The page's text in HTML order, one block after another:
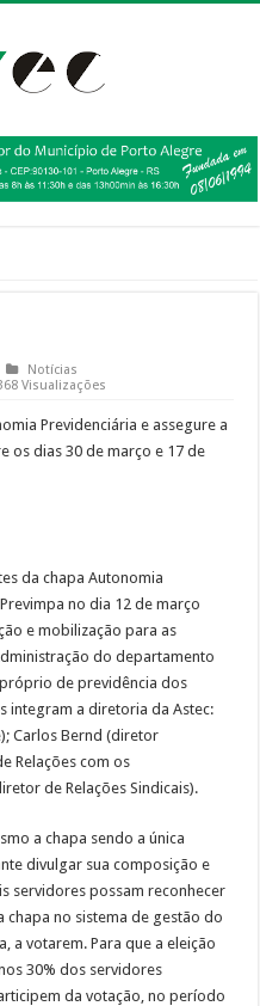
Notícias
Visualizações
Previdenciária e assegure a
os dias 30 de março e 17 de
da chapa Autonomia
no dia 12 de março
e mobilização para as
do departamento
de previdência dos
integram a diretoria da Astec:
Carlos Bernd (diretor
Relações com os
de Relações Sindicais).
a chapa sendo a única
divulgar sua composição e
servidores possam reconhecer
no sistema de gestão do
a votarem. Para que a eleição
30% dos servidores
da votação, no período